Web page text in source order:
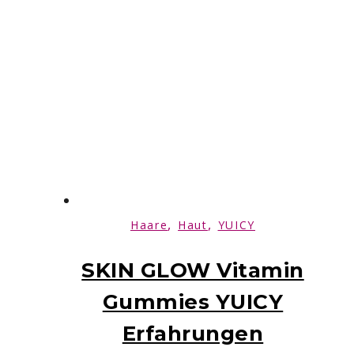
Haare, Haut, YUICY
SKIN GLOW Vitamin
Gummies YUICY
Erfahrungen